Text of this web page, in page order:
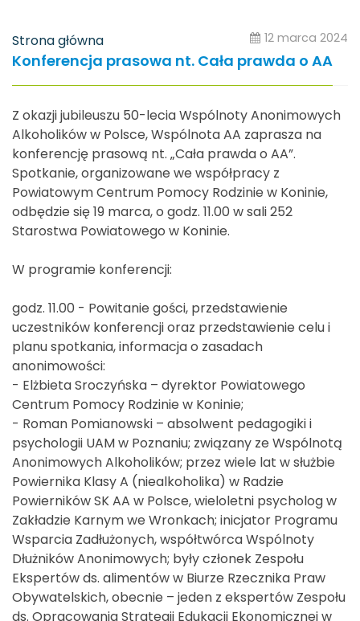
Strona główna 12 marca 2024
Konferencja prasowa nt. Cała prawda o AA
Z okazji jubileuszu 50-lecia Wspólnoty Anonimowych
Alkoholików w Polsce, Wspólnota AA zaprasza na
konferencję prasową nt. „Cała prawda o AA”.
Spotkanie, organizowane we współpracy z
Powiatowym Centrum Pomocy Rodzinie w Koninie,
odbędzie się 19 marca, o godz. 11.00 w sali 252
Starostwa Powiatowego w Koninie.
W programie konferencji:
godz. 11.00 - Powitanie gości, przedstawienie
uczestników konferencji oraz przedstawienie celu i
planu spotkania, informacja o zasadach
anonimowości:
- Elżbieta Sroczyńska – dyrektor Powiatowego
Centrum Pomocy Rodzinie w Koninie;
- Roman Pomianowski – absolwent pedagogiki i
psychologii UAM w Poznaniu; związany ze Wspólnotą
Anonimowych Alkoholików; przez wiele lat w służbie
Powiernika Klasy A (niealkoholika) w Radzie
Powierników SK AA w Polsce, wieloletni psycholog w
Zakładzie Karnym we Wronkach; inicjator Programu
Wsparcia Zadłużonych, współtwórca Wspólnoty
Dłużników Anonimowych; były członek Zespołu
Ekspertów ds. alimentów w Biurze Rzecznika Praw
Obywatelskich, obecnie – jeden z ekspertów Zespołu
ds. Opracowania Strategii Edukacji Ekonomicznej w